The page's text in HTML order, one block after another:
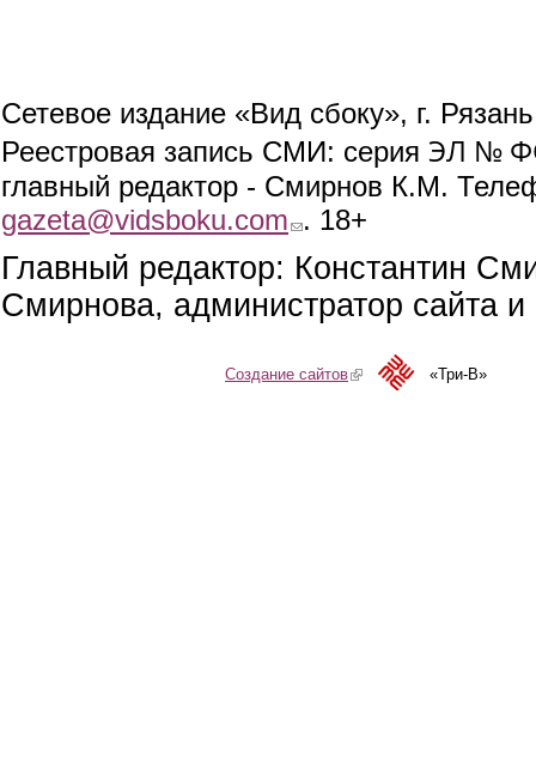
Сетевое издание «Вид сбоку», г.
Реестровая запись СМИ: серия ЭЛ №
главный редактор - Смирнов К.М.
gazeta@vidsboku.com (link sends e-mail)
. 18+
Главный редактор: Константин
Смирнова, администратор сайта
Создание сайтов(link is external)«Три-В»